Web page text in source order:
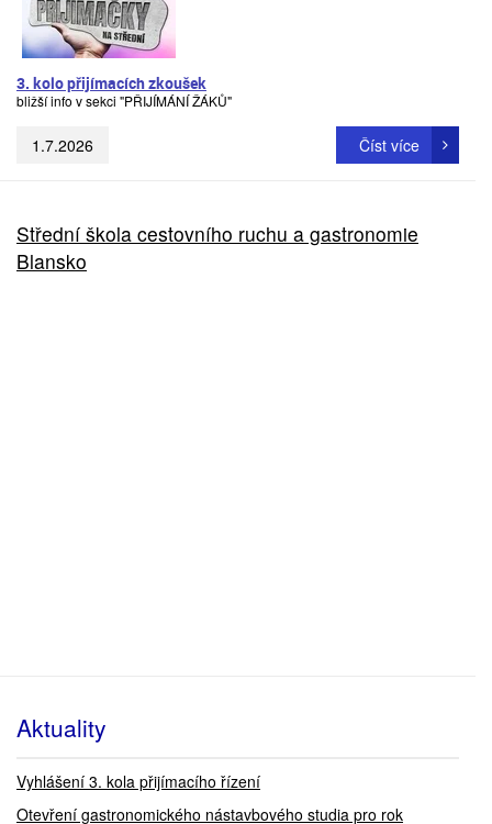
3. kolo přijímacích zkoušek
bližší info v sekci "PŘIJÍMÁNÍ ŽÁKŮ"
1.7.2026 Číst více
Střední škola cestovního ruchu a gastronomie
Blansko
Aktuality
Vyhlášení 3. kola přijímacího řízení
Otevření gastronomického nástavbového studia pro rok